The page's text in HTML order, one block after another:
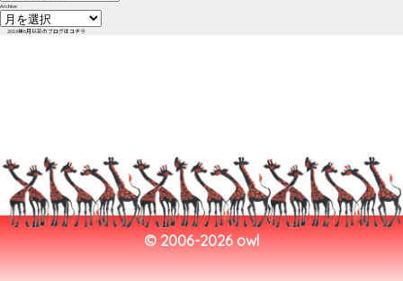
Archive
2019年6月以前のブログはコチラ
©︎ 2006-2026 owl